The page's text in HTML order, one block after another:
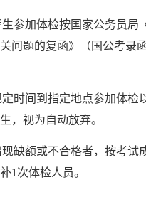
生参加体检按国家公务员局
问题的复函》（国公考录
定时间到指定地点参加体检
，视为自动放弃。
现缺额或不合格者，按考试
1次体检人员。